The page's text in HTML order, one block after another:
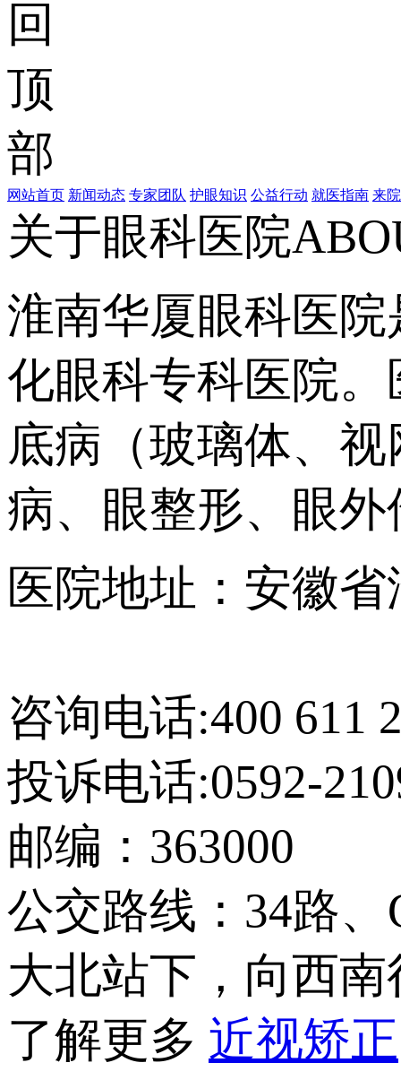
网站首页 新闻动态 专家团队 护眼知识 公益行动 就医指南 来
关于眼科医院
淮南华厦眼科医
化眼科专科医院
底病（玻璃体、
病、眼整形、眼
医院地址：安徽
咨询电话:400 611
投诉电话:0592-
邮编：363000
公交路线：34路
大北站下，向西南
了解更多 近视矫正